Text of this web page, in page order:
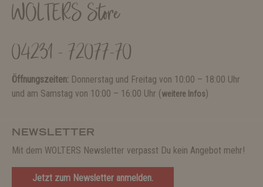
WOLTERS Store
04231 - 72077-70
Öffnungszeiten: Donnerstag und Freitag von 10:00 – 18:00 Uhr
und am Samstag von 10:00 – 16:00 Uhr (weitere Infos)
NEWSLETTER
Mit dem WOLTERS Newsletter verpasst Du kein Angebot mehr!
Jetzt zum Newsletter anmelden.